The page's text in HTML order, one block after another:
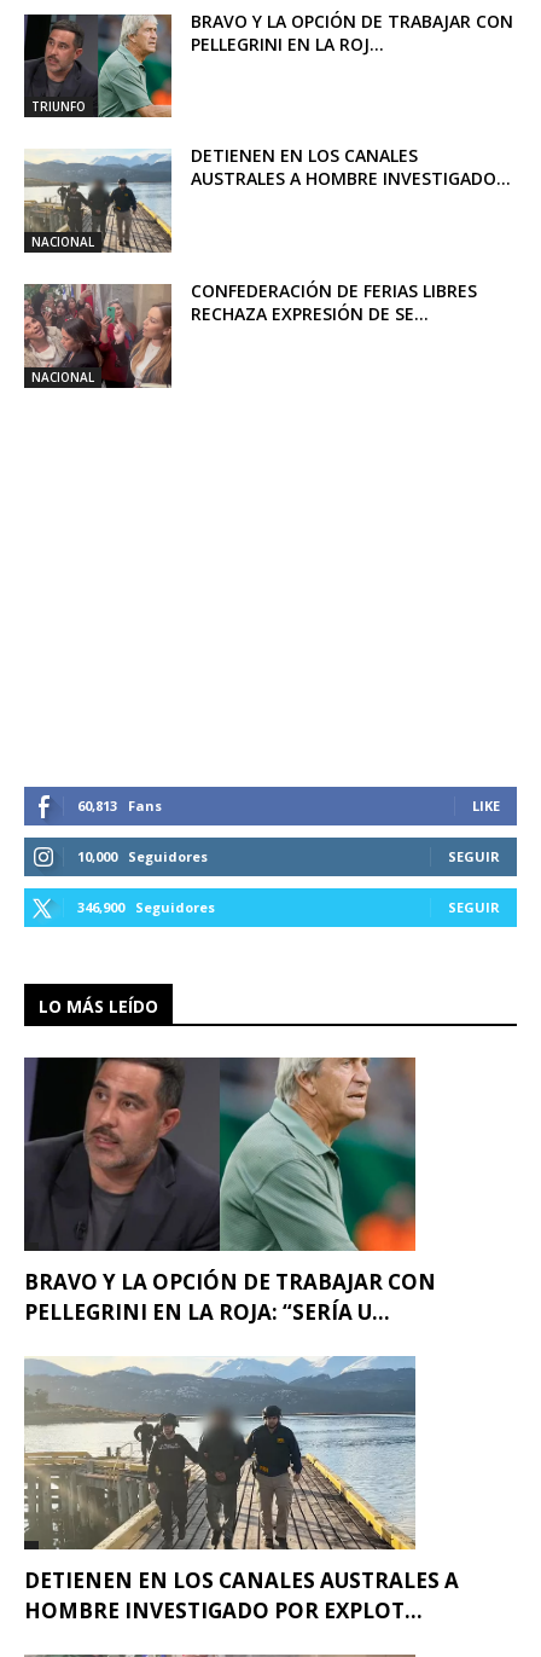
TRIUNFO
BRAVO Y LA OPCIÓN DE TRABAJAR CON
PELLEGRINI EN LA ROJ...
NACIONAL
DETIENEN EN LOS CANALES
AUSTRALES A HOMBRE INVESTIGADO...
NACIONAL
CONFEDERACIÓN DE FERIAS LIBRES
RECHAZA EXPRESIÓN DE SE...
60,813 Fans LIKE
10,000 Seguidores SEGUIR
346,900 Seguidores SEGUIR
LO MÁS LEÍDO
BRAVO Y LA OPCIÓN DE TRABAJAR CON
PELLEGRINI EN LA ROJA: “SERÍA U...
DETIENEN EN LOS CANALES AUSTRALES A
HOMBRE INVESTIGADO POR EXPLOT...